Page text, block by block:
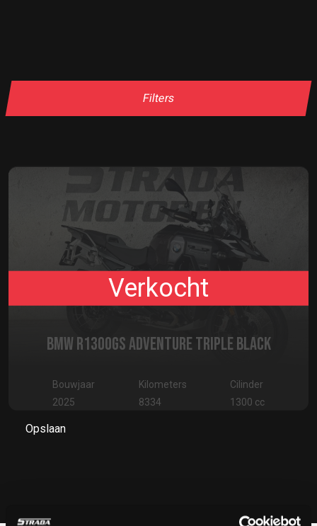
Filters
Verkocht
BMW R1300GS ADVENTURE TRIPLE BLACK
Bouwjaar
2025
Kilometers
8334
Cilinder
1300 cc
Opslaan